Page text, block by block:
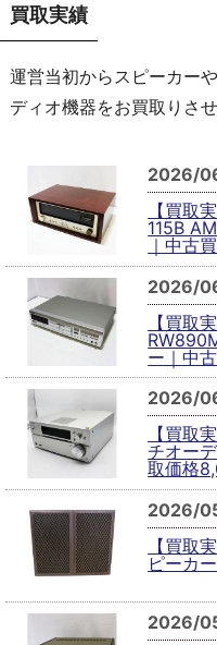
買取実績
運営当初からスピーカー
ディオ機器をお買取りさ
2026/
【買取
115B
｜中古
2026/
【買取
ー｜中
2026/
【買取
チオー
取価格
2026/
【買取
ピーカ
2026/